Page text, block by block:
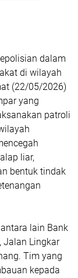
dalam
di wilayah
(22/05/2026)
yang
patroli
liar,
bentuk tindak
lain Bank
Jalan Lingkar
Tim yang
kepada